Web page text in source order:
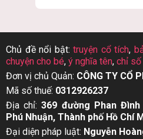
Chủ đề nổi bật:truyện cổ tích,
chuyện cho bé, ý nghĩa tên, chỉ
Đơn vị chủ Quản: CÔNG TY CỔ
Mã số thuế: 0312926237
Địa chỉ:369 đường Phan
Phú Nhuận, Thành phố Hồ Chí
Đại diện pháp luật: Nguyễn